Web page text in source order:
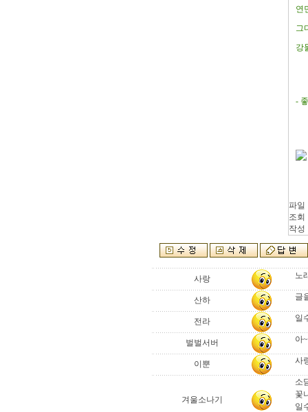
연
그
강
-
파일
조회
작성
사랑 노
산하 글
전라 일
벌벌서버 아
이뿐 사
겨울소나기
소
꽃
일